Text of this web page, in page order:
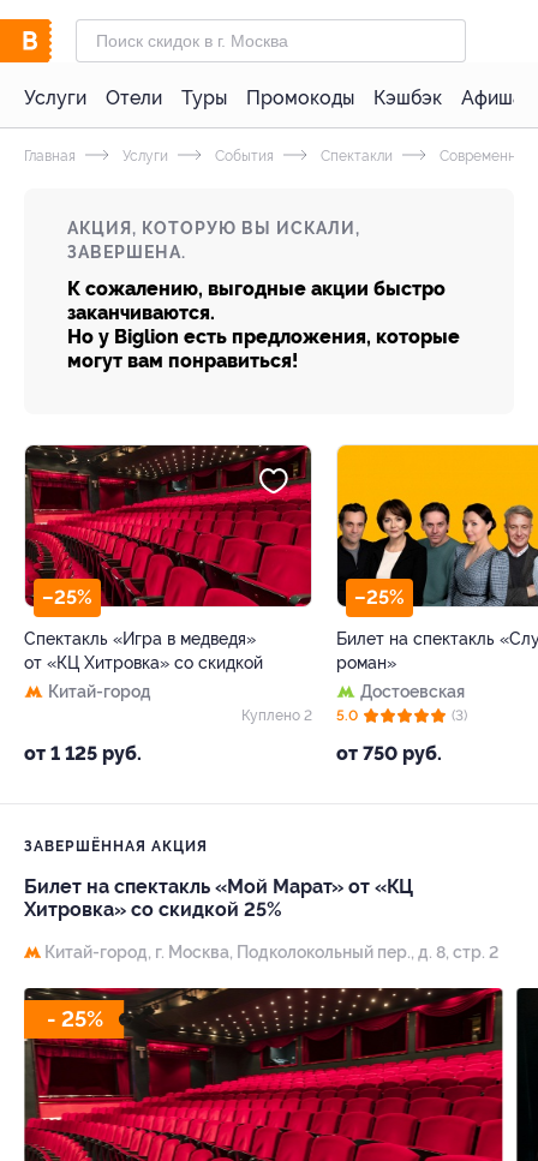
Услуги Отели Туры Промокоды Кэшбэк Афиша
Главная Услуги События Спектакли Современные
АКЦИЯ, КОТОРУЮ ВЫ ИСКАЛИ,
ЗАВЕРШЕНА.
К сожалению, выгодные акции быстро
заканчиваются.
Но у Biglion есть предложения, которые
могут вам понравиться!
–25%
Спектакль «Игра в медведя»
от «КЦ Хитровка» со скидкой
Китай-город
от 1 125 руб.
Куплено 2
–25%
Билет на спектакль
роман»
Достоевская
от 750 руб.
5.0 (3)
ЗАВЕРШЁННАЯ АКЦИЯ
Билет на спектакль «Мой Марат» от «КЦ
Хитровка» со скидкой 25%
Китай-город, г. Москва, Подколокольный пер., д. 8, стр. 2
- 25%